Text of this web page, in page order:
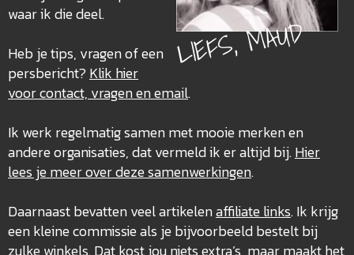
LIEFS, MAUD
waar ik die deel.
Heb je tips, vragen of een
persbericht?Klik hier
voor contact, vragen en email.
Ik werk regelmatig samen met mooie merken en
andere organisaties, dat vermeld ik er altijd bij.Hier
lees je meer over dezesamenwerkingen.
Daarnaast bevatten veel artikelenaffiliate links. Ik krijg
een kleine commissie als je bijvoorbeeld bestelt bij